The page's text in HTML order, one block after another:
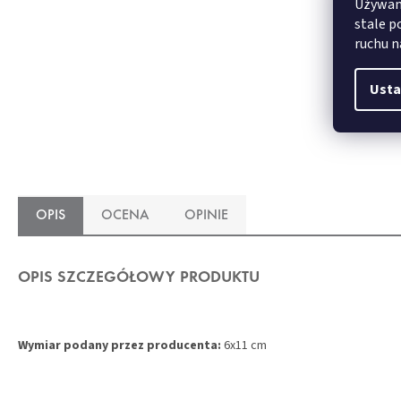
stale
ruchu
OPIS OCENA OPINIE
OPIS SZCZEGÓŁOWY PRODUKTU
Wymiar podany przez producenta: 6x11 cm